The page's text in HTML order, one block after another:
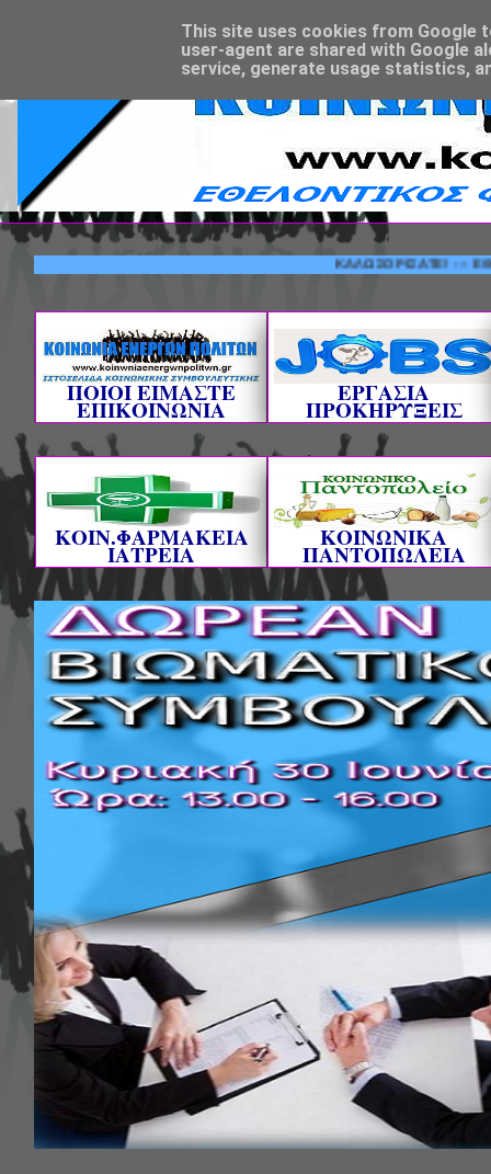
ΚΑΛΩΣΟΡΙΣΑΤΕ! ---
ΠΟΙΟΙ ΕΙΜΑΣΤΕ
ΕΠΙΚΟΙΝΩΝΙΑ
ΕΡΓΑΣΙΑ
ΠΡΟΚΗΡΥΞΕΙΣ
ΚΟΙΝ.ΦΑΡΜΑΚΕΙΑ
ΙΑΤΡΕΙΑ
ΚΟΙΝΩΝΙΚΑ
ΠΑΝΤΟΠΩΛΕΙΑ
This site uses cookies from Google
user-agent are shared with Google
service, generate usage statistics,